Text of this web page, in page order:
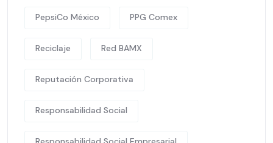
PepsiCo México PPG Comex
Reciclaje Red BAMX
Reputación Corporativa
Responsabilidad Social